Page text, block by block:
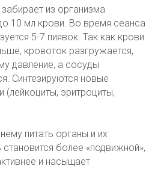
из организма
10 мл крови. Во время сеанса
5-7 пиявок. Так как крови
кровоток разгружается,
давление, а сосуды
Синтезируются новые
(лейкоциты, эритроциты,
питать органы и их
более «подвижной»,
и насыщает